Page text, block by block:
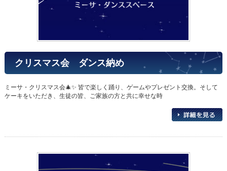
クリスマス会 ダンス納め
ミーサ・クリスマス会🎄✨ 皆で楽しく踊り、ゲームやプレゼント交換。そして
ケーキをいただき、生徒の皆、ご家族の方と共に幸せな時